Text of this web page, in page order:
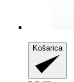
Košarica